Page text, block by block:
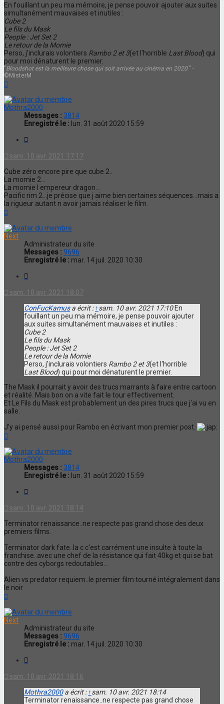
En fouillant un peu ma mémoire, je pense pouvoir ajouter aux suites
simultanément mauvaises et inutiles :
Cube 2
Le fils du Mask
People : Jet Set 2
Le retour de la Momie
Perso, j'inclurais volontiers Rambo 2 et 3(et l'horrible Last Blood) qui
pour moi dénaturent le premier.
"Bloodshot est la meilleure chose qui soit arrivée au cinéma en 2020 " -
©MisterM
Mothra2000
Messages : 3814
Enregistré le : lun. 31 août 2020 15:59
sam. 10 avr. 2021 17:17
Cube zéro encore pire que cube 2..
La momie 2...
La momie l empereur dragon...
Pacific rim 2...je précise que j aime bien certaines séquences...mais a
la rigueur autant n avoir jamais réaliser le film.
Next
Administrateur du site
Messages : 9696
Enregistré le : mar. 14 juil. 2020 10:30
sam. 10 avr. 2021 18:07
ConFucKamusa écrit : ↑sam. 10 avr. 2021 17:10En
fouillant un peu ma mémoire, je pense pouvoir ajouter
aux suites simultanément mauvaises et inutiles :
Cube 2
Le fils du Mask
People : Jet Set 2
Le retour de la Momie
Perso, j'inclurais volontiers Rambo 2 et 3(et l'horrible
Last Blood) qui pour moi dénaturent le premier.
The Mask il pourrait y avoir des trucs marrants à faire entre cartoon
et réalité. Mais bon on a vite fait le tour effectivement.
Et Le Fils du Mask est probablement un des pires trucs que j'ai vu en
salle.
J'y ai pensé aussi pour Rambo en écrivant mon premier post.
Mothra2000
Messages : 3814
Enregistré le : lun. 31 août 2020 15:59
sam. 10 avr. 2021 18:14
Terminator renaissance..ne respecte pas grand chose des deux
premiers films.
Terminator dark fate..la c c'est carrément une insulte à toute la
franchise..avec une chef de la résistance qui fait 40kg et qui se bat
contre des cyborgs redoutables...
Alien vs predator requiem..le premier film tourné intégralement dans
le noir
Next
Administrateur du site
Messages : 9696
Enregistré le : mar. 14 juil. 2020 10:30
sam. 10 avr. 2021 18:16
Mothra2000a écrit : ↑sam. 10 avr. 2021 18:14
Terminator renaissance..ne respecte pas grand chose